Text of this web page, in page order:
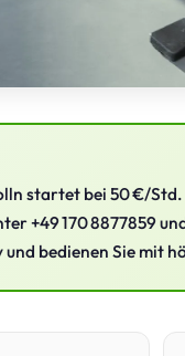
startet bei 50 €/
+49 170 8877859
bedienen Sie mit